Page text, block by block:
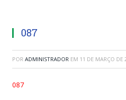
087
POR ADMINISTRADOR EM 11 DE MARÇO DE
087